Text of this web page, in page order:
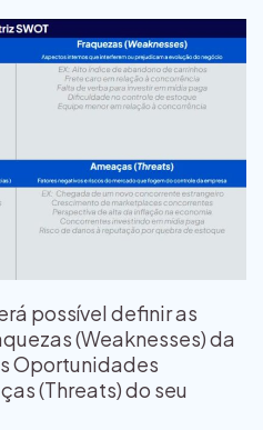
possível definir as
(Weaknesses) da
Oportunidades
(Threats) do seu